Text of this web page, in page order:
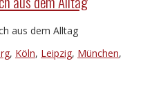
, Köln, Leipzig, München,